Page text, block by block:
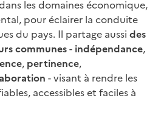
les domaines économique,
pour éclairer la conduite
du pays. Il partage aussi des
communes- indépendance,
, pertinence,
- visant à rendre les
accessibles et faciles à